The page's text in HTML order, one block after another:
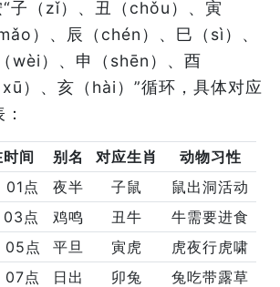
子（zǐ）、丑（chǒu）、寅
）、辰（chén）、巳（sì）、
wèi）、申（shēn）、酉
xū）、亥（hài）”循环，具体对应
间 别名 对应生肖
动物习性
点 夜半 子鼠
鼠出洞活动
点 鸡鸣 丑牛
牛需要进食
点 平旦 寅虎
虎夜行虎啸
点 日出 卯兔
兔吃带露草